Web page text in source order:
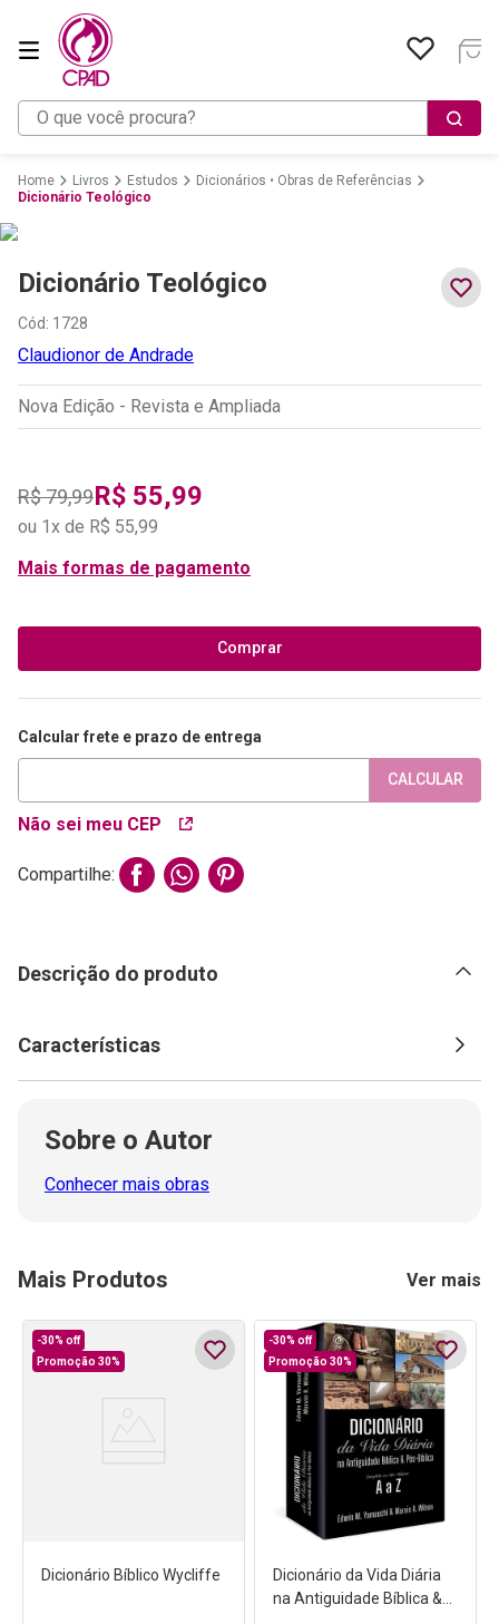
O que você procura?
Livros Estudos
Dicionários • Obras de Referências
Dicionário Teológico
Dicionário Teológico
Cód: 1728
Claudionor de Andrade
Nova Edição - Revista e Ampliada
R$79,99R$ 55,99
ou 1 x de R$ 55,99
Mais formas de pagamento
Comprar
Calcular frete e prazo de entrega
Não sei meu CEP
CALCULAR
Compartilhe:
Descrição do produto
Características
Sobre o Autor
Conhecer mais obras
Mais Produtos Ver mais
-30% off
Promoção 30%
Dicionário Bíblico Wycliffe
-30% off
Promoção 30%
Dicionário da Vida Diária
na Antiguidade Bíblica &